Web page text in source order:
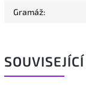
Gramáž: